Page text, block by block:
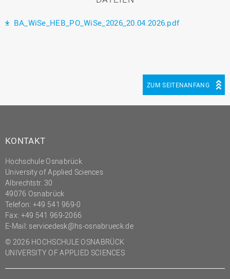
BA_WiSe_HEB_PO_WiSe_2026_20.04.2026.pdf
ZUM SEITENANFANG
KONTAKT
Hochschule Osnabrück
University of Applied Sciences
Albrechtstr. 30
49076 Osnabrück
Telefon: +49 541 969-0
Fax: +49 541 969-2066
E-Mail: servicedesk@hs-osnabrueck.de
© 2026 HOCHSCHULE OSNABRÜCK
UNIVERSITY OF APPLIED SCIENCES